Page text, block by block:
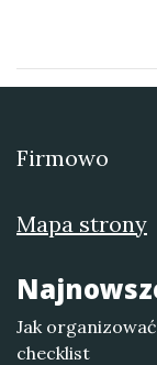
Firmowo
Mapa strony
Jak
checklist